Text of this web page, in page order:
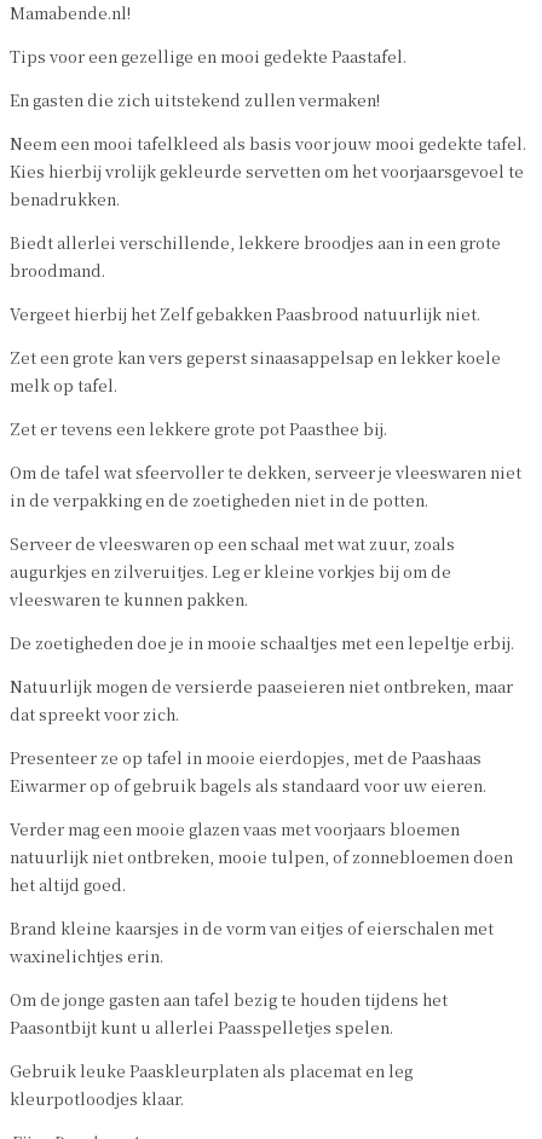
Mamabende.nl!
Tips voor een gezellige en mooi gedekte Paastafel.
En gasten die zich uitstekend zullen vermaken!
Neem een mooi tafelkleed als basis voor jouw mooi gedekte tafel.
Kies hierbij vrolijk gekleurde servetten om het voorjaarsgevoel te
benadrukken.
Biedt allerlei verschillende, lekkere broodjes aan in een grote
broodmand.
Vergeet hierbij het Zelf gebakken Paasbrood natuurlijk niet.
Zet een grote kan vers geperst sinaasappelsap en lekker koele
melk op tafel.
Zet er tevens een lekkere grote pot Paasthee bij.
Om de tafel wat sfeervoller te dekken, serveer je vleeswaren niet
in de verpakking en de zoetigheden niet in de potten.
Serveer de vleeswaren op een schaal met wat zuur, zoals
augurkjes en zilveruitjes. Leg er kleine vorkjes bij om de
vleeswaren te kunnen pakken.
De zoetigheden doe je in mooie schaaltjes met een lepeltje erbij.
Natuurlijk mogen de versierde paaseieren niet ontbreken, maar
dat spreekt voor zich.
Presenteer ze op tafel in mooie eierdopjes, met de Paashaas
Eiwarmer op of gebruik bagels als standaard voor uw eieren.
Verder mag een mooie glazen vaas met voorjaars bloemen
natuurlijk niet ontbreken, mooie tulpen, of zonnebloemen doen
het altijd goed.
Brand kleine kaarsjes in de vorm van eitjes of eierschalen met
waxinelichtjes erin.
Om de jonge gasten aan tafel bezig te houden tijdens het
Paasontbijt kunt u allerlei Paasspelletjes spelen.
Gebruik leuke Paaskleurplaten als placemat en leg
kleurpotloodjes klaar.